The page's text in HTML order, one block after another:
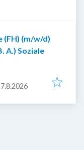
(FH) (m/w/d)
A.) Soziale
Veröffentlicht
7.8.2026